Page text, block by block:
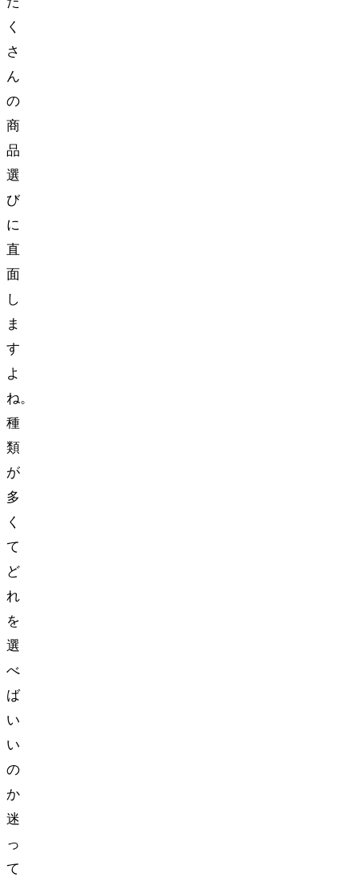
く
さ
ん
の
商
品
選
び
に
直
面
し
ま
す
よ
ね。
種
類
が
多
く
て
ど
れ
を
選
べ
ば
い
い
の
か
迷
っ
て